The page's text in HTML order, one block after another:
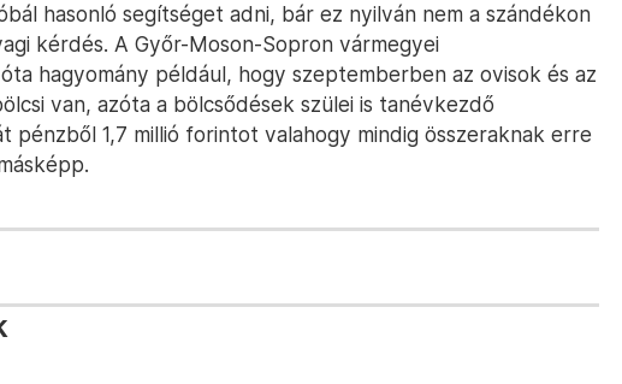
hasonló segítséget adni, bár ez nyilván nem a szándékon
kérdés. A Győr-Moson-Sopron vármegyei
hagyomány például, hogy szeptemberben az ovisok és az
van, azóta a bölcsődések szülei is tanévkezdő
pénzből 1,7 millió forintot valahogy mindig összeraknak erre